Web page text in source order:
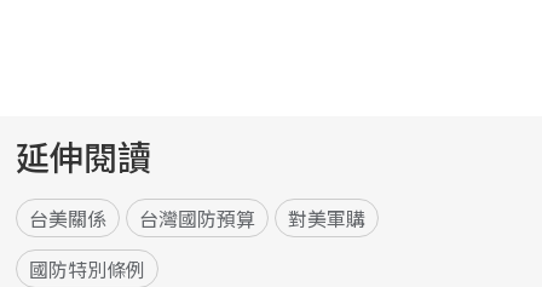
延伸閱讀
台美關係 台灣國防預算
對美軍購
國防特別條例